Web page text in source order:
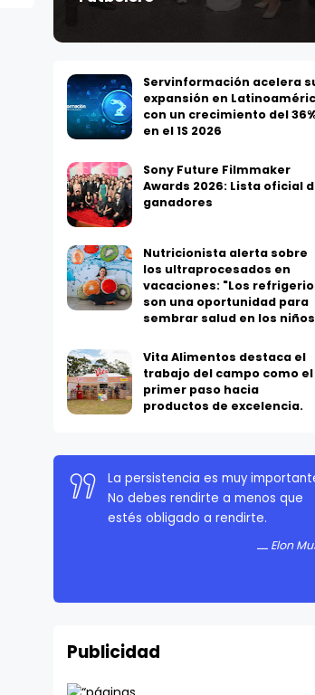
Servinformación acelera
expansión en
con un crecimiento del
en el 1S 2026
Sony Future Filmmaker
Awards 2026: Lista oficial
ganadores
Nutricionista alerta sobre
los ultraprocesados en
vacaciones: "Los
son una oportunidad para
sembrar salud en los
Vita Alimentos destaca el
trabajo del campo como el
primer paso hacia
productos de excelencia.
La persistencia es muy
No debes rendirte a menos que
estés obligado a rendirte.
Elon
Publicidad